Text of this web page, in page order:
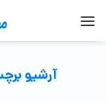
آرشیو